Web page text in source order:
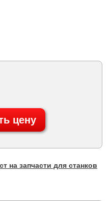
цену
на запчасти для станков